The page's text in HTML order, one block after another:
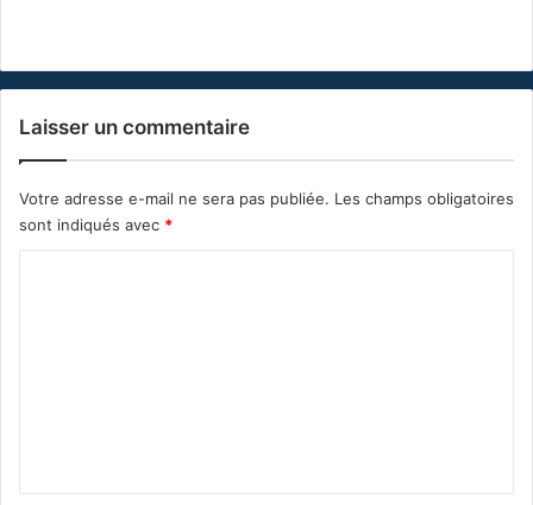
Laisser un commentaire
Votre adresse e-mail ne sera pas publiée. Les champs obligatoires
sont indiqués avec *